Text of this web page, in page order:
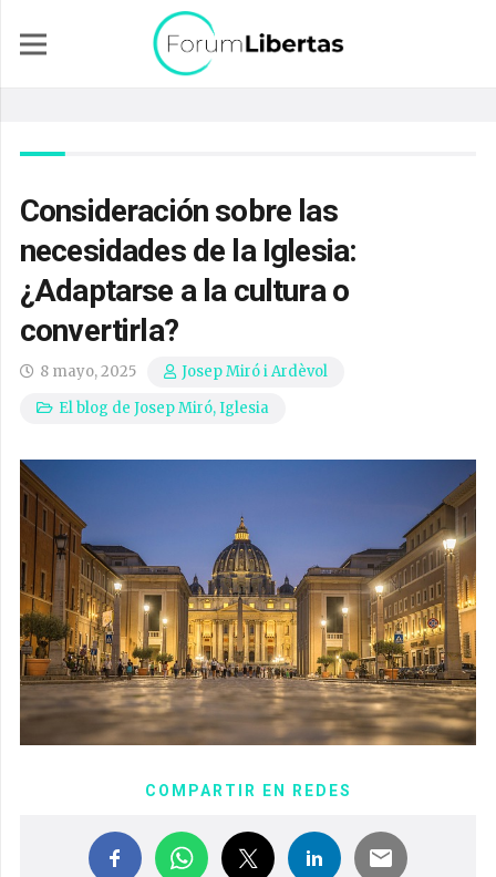
Consideración sobre las
necesidades de la Iglesia:
¿Adaptarse a la cultura o
convertirla?
8 mayo, 2025
Josep Miró i Ardèvol
El blog de Josep Miró,Iglesia
COMPARTIR EN REDES